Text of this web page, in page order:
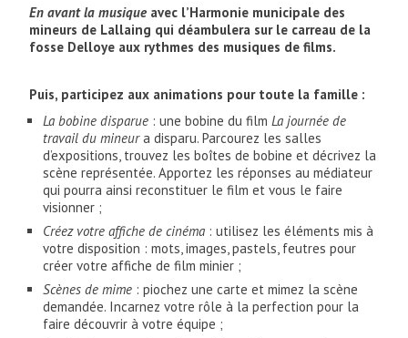
En avant la musique avec l’Harmonie municipale des
mineurs de Lallaing qui déambulera sur le carreau de la
fosse Delloye aux rythmes des musiques de films.
Puis, participez aux animations pour toute la famille :
La bobine disparue : une bobine du filmLa journée de
travail du mineura disparu. Parcourez les salles
d’expositions, trouvez les boîtes de bobine et décrivez la
scène représentée. Apportez les réponses au médiateur
qui pourra ainsi reconstituer le film et vous le faire
visionner ;
Créez votre affiche de cinéma : utilisez les éléments mis à
votre disposition : mots, images, pastels, feutres pour
créer votre affiche de film minier ;
Scènes de mime : piochez une carte et mimez la scène
demandée. Incarnez votre rôle à la perfection pour la
faire découvrir à votre équipe ;